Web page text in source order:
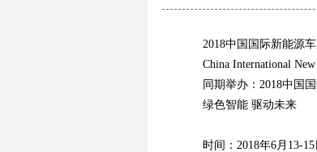
2018中国国际新能源
China International
同期举办：2018中国
绿色智能 驱动未来
时间：2018年6月13-15